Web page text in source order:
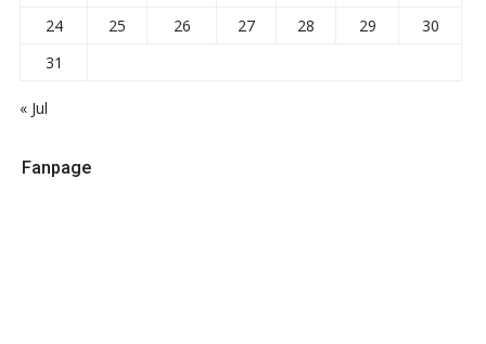
24
25 26 27 28 29
30
31
« Jul
Fanpage